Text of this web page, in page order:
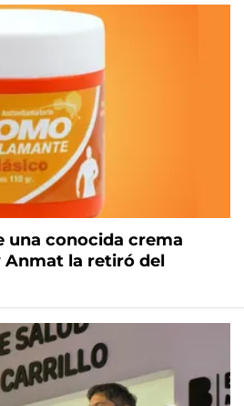
una conocida crema
la retiró del